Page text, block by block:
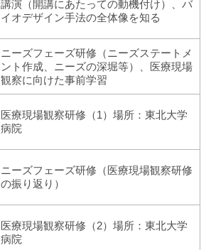
講演（開講にあたっての動機付け）、バ
イオデザイン手法の全体像を知る
ニーズフェーズ研修（ニーズステートメ
ント作成、ニーズの深堀等）、医療現場
観察に向けた事前学習
医療現場観察研修（1）場所：東北大学
病院
ニーズフェーズ研修（医療現場観察研修
の振り返り）
医療現場観察研修（2）場所：東北大学
病院